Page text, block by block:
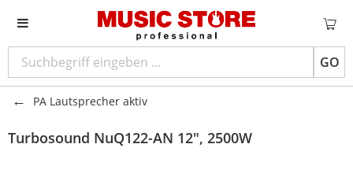
GO
PA Lautsprecher aktiv
Turbosound NuQ122-AN 12", 2500W